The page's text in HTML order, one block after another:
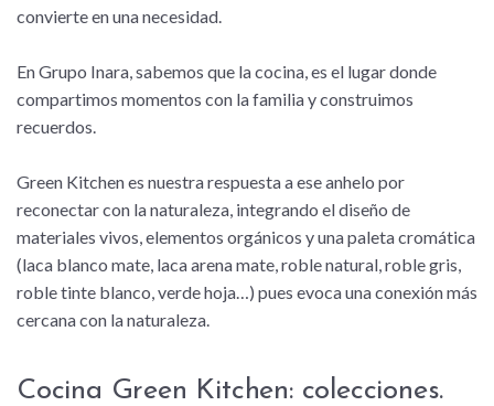
convierte en una necesidad.
En Grupo Inara, sabemos que la cocina, es el lugar donde
compartimos momentos con la familia y construimos
recuerdos.
Green Kitchen es nuestra respuesta a ese anhelo por
reconectar con la naturaleza, integrando el diseño de
materiales vivos, elementos orgánicos y una paleta cromática
(laca blanco mate, laca arena mate, roble natural, roble gris,
roble tinte blanco, verde hoja…) pues evoca una conexión más
cercana con la naturaleza.
Cocina Green Kitchen: colecciones.